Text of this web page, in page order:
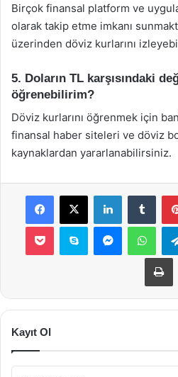
Birçok finansal platform ve
olarak takip etme imkanı
üzerinden döviz kurlarını
5. Doların TL karşısındaki
öğrenebilirim?
Döviz kurlarını öğrenmek için
finansal haber siteleri ve döviz
kaynaklardan yararlanabilirsiniz.
Facebook
X LinkedIn
Pocket Skype Messenger
Kayıt Ol